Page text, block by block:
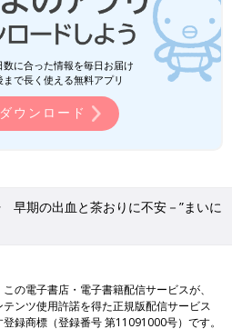
に合った情報を毎日お届け
で長く使える無料アプリ
ウンロード
早期の出血と茶おりに不安－”まいに
の電子書店・電子書籍配信サービスが、
ンツ使用許諾を得た正規版配信サービス
録商標（登録番号 第11091000号）です。